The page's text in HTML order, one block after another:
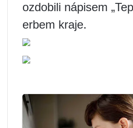
ozdobili nápisem
erbem kraje.